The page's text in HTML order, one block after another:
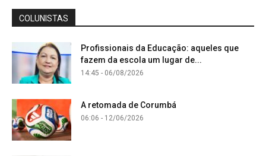
COLUNISTAS
Profissionais da Educação: aqueles que
fazem da escola um lugar de...
14:45 - 06/08/2026
A retomada de Corumbá
06:06 - 12/06/2026